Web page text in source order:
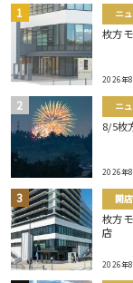
ニ
枚方
2026年
ニ
8/5枚
2026年
開
枚方
店
2026年